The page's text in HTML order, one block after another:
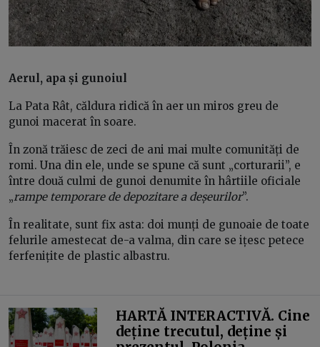
Aerul, apa și gunoiul
La Pata Rât, căldura ridică în aer un miros greu de
gunoi macerat în soare.
În zonă trăiesc de zeci de ani mai multe comunități de
romi. Una din ele, unde se spune că sunt „corturarii”, e
între două culmi de gunoi denumite în hârtiile oficiale
„rampe temporare de depozitare a deșeurilor”.
În realitate, sunt fix asta: doi munți de gunoaie de toate
felurile amestecat de-a valma, din care se ițesc petece
ferfenițite de plastic albastru.
HARTĂ INTERACTIVĂ. Cine
deține trecutul, deține și